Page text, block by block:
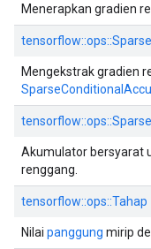
Menerapkan gradien
Mengekstrak gradien
Akumulator bersyarat
renggang.
tensorflow::ops::Tahap
Nilai panggung mirip